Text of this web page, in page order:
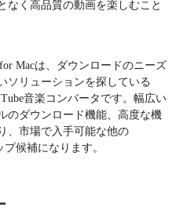
なく高品質の動画を楽しむこと
Macは、ダウンロードのニーズ
ソリューションを探している
音楽コンバータです。幅広い
のダウンロード機能、高度な機
、市場で入手可能な他の
候補になります。